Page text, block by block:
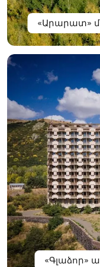
«Արարատ»
«Գլաձոր»